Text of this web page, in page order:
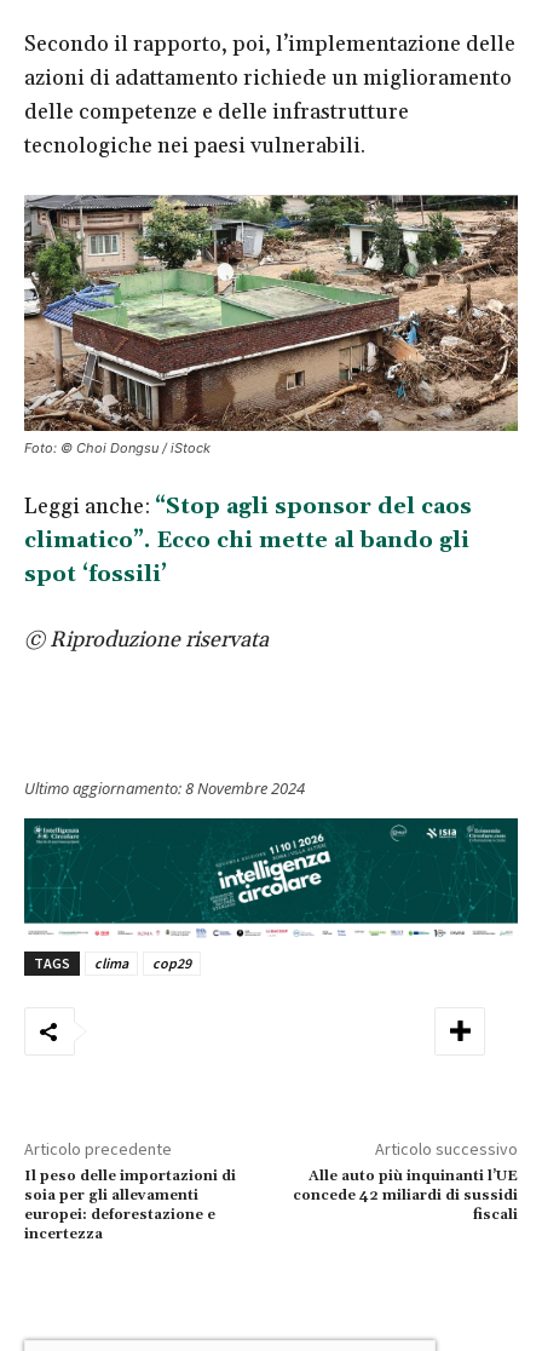
Secondo il rapporto, poi, l’implementazione delle
azioni di adattamento richiede un miglioramento
delle competenze e delle infrastrutture
tecnologiche nei paesi vulnerabili.
Foto: © Choi Dongsu / iStock
Leggi anche: “Stop agli sponsor del caos
climatico”. Ecco chi mette al bando gli
spot ‘fossili’
© Riproduzione riservata
Ultimo aggiornamento:8 Novembre 2024
TAGS clima cop29
Articolo precedente
Il peso delle importazioni di
soia per gli allevamenti
europei: deforestazione e
incertezza
Articolo successivo
Alle auto più inquinanti l’UE
concede 42 miliardi di sussidi
fiscali